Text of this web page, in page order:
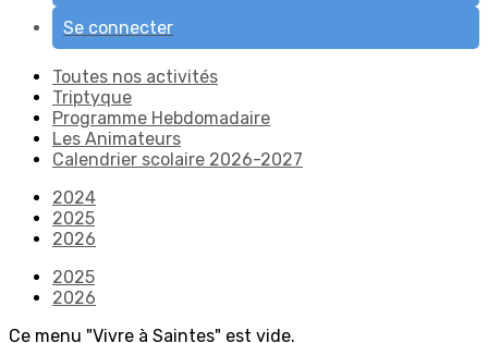
Se connecter
Toutes nos activités
Triptyque
Programme Hebdomadaire
Les Animateurs
Calendrier scolaire 2026-2027
2024
2025
2026
2025
2026
Ce menu "Vivre à Saintes" est vide.